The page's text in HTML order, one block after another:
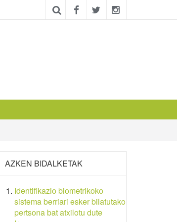
AZKEN BIDALKETAK
Identifikazio biometrikoko
sistema berriari esker bilatutako
pertsona bat atxilotu dute